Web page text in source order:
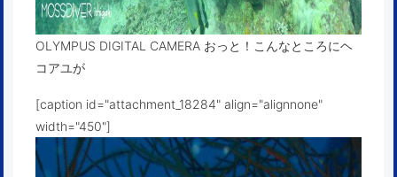
OLYMPUS DIGITAL CAMERA おっと！こんなところにヘ
コアユが
[caption id="attachment_18284" align="alignnone"
width="450"]